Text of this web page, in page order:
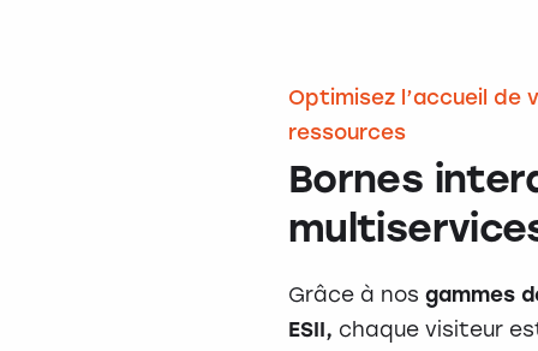
Optimisez l’accueil de
ressources
Bornes
Grâce à nos gammes
ESII, chaque visiteur